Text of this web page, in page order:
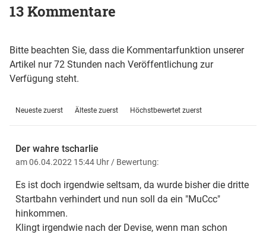
13 Kommentare
Bitte beachten Sie, dass die Kommentarfunktion unserer
Artikel nur 72 Stunden nach Veröffentlichung zur
Verfügung steht.
Neueste zuerst Älteste zuerst Höchstbewertet zuerst
Der wahre tscharlie
am 06.04.2022 15:44 Uhr / Bewertung:
Es ist doch irgendwie seltsam, da wurde bisher die dritte
Startbahn verhindert und nun soll da ein "MuCcc"
hinkommen.
Klingt irgendwie nach der Devise, wenn man schon